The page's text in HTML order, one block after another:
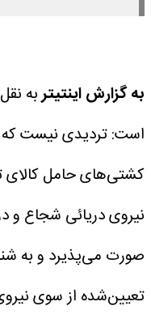
به گزارش اینتیتربه
است: تردیدی نیست که
کشتی‌های حامل کالای
نیروی دریائی شجاع و
صورت می‌پذیرد و به
تعیین‌شده از سوی